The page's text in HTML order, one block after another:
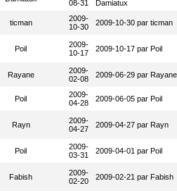
08-31
Damiatux
ticman
2009-
10-30
2009-10-30 par ticman
Poil
2009-
10-17
2009-10-17 par Poil
Rayane
2009-
02-08
2009-06-29 par Rayane
Poil
2009-
04-28
2009-06-05 par Poil
Rayn
2009-
04-27
2009-04-27 par Rayn
Poil
2009-
03-31
2009-04-01 par Poil
Fabish
2009-
02-20
2009-02-21 par Fabish